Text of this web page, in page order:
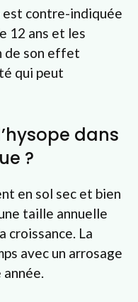
est contre-indiquée
12 ans et les
de son effet
qui peut
dans
?
en sol sec et bien
taille annuelle
croissance. La
avec un arrosage